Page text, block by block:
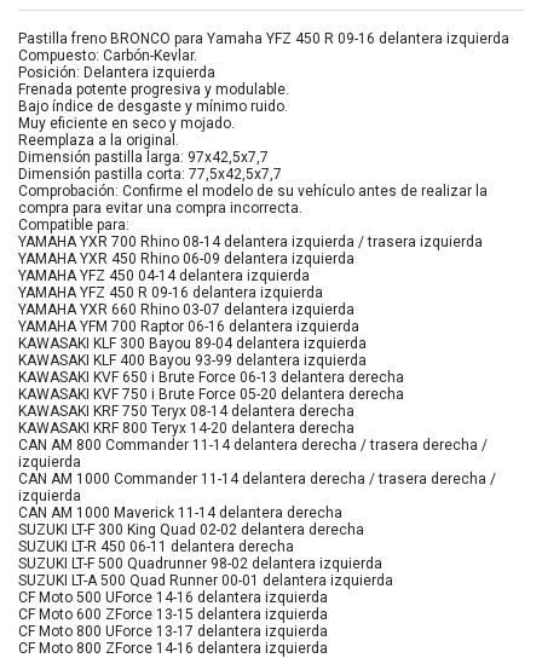
Pastilla freno BRONCO para Yamaha YFZ 450 R 09-16 delantera izquierda
Compuesto: Carbón-Kevlar.
Posición: Delantera izquierda
Frenada potente progresiva y modulable.
Bajo índice de desgaste y mínimo ruido.
Muy eficiente en seco y mojado.
Reemplaza a la original.
Dimensión pastilla larga: 97x42,5x7,7
Dimensión pastilla corta: 77,5x42,5x7,7
Comprobación: Confirme el modelo de su vehículo antes de realizar la
compra para evitar una compra incorrecta.
Compatible para:
YAMAHA YXR 700 Rhino 08-14 delantera izquierda / trasera izquierda
YAMAHA YXR 450 Rhino 06-09 delantera izquierda
YAMAHA YFZ 450 04-14 delantera izquierda
YAMAHA YFZ 450 R 09-16 delantera izquierda
YAMAHA YXR 660 Rhino 03-07 delantera izquierda
YAMAHA YFM 700 Raptor 06-16 delantera izquierda
KAWASAKI KLF 300 Bayou 89-04 delantera izquierda
KAWASAKI KLF 400 Bayou 93-99 delantera izquierda
KAWASAKI KVF 650 i Brute Force 06-13 delantera derecha
KAWASAKI KVF 750 i Brute Force 05-20 delantera derecha
KAWASAKI KRF 750 Teryx 08-14 delantera derecha
KAWASAKI KRF 800 Teryx 14-20 delantera derecha
CAN AM 800 Commander 11-14 delantera derecha / trasera derecha /
izquierda
CAN AM 1000 Commander 11-14 delantera derecha / trasera derecha /
izquierda
CAN AM 1000 Maverick 11-14 delantera derecha
SUZUKI LT-F 300 King Quad 02-02 delantera derecha
SUZUKI LT-R 450 06-11 delantera derecha
SUZUKI LT-F 500 Quadrunner 98-02 delantera izquierda
SUZUKI LT-A 500 Quad Runner 00-01 delantera izquierda
CF Moto 500 UForce 14-16 delantera izquierda
CF Moto 600 ZForce 13-15 delantera izquierda
CF Moto 800 UForce 13-17 delantera izquierda
CF Moto 800 ZForce 14-16 delantera izquierda